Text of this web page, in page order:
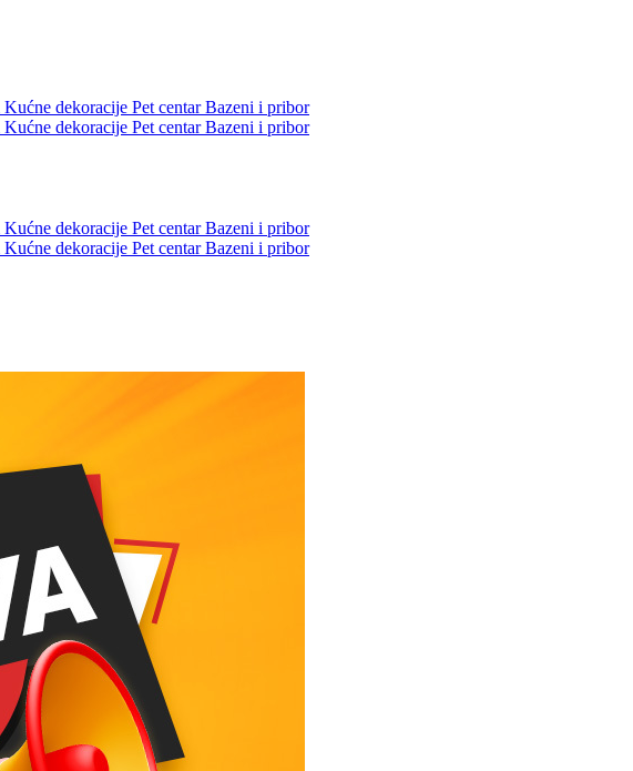
Kućne dekoracije Pet centarBazeni i pribor
Kućne dekoracije Pet centarBazeni i pribor
Kućne dekoracije Pet centarBazeni i pribor
Kućne dekoracije Pet centarBazeni i pribor